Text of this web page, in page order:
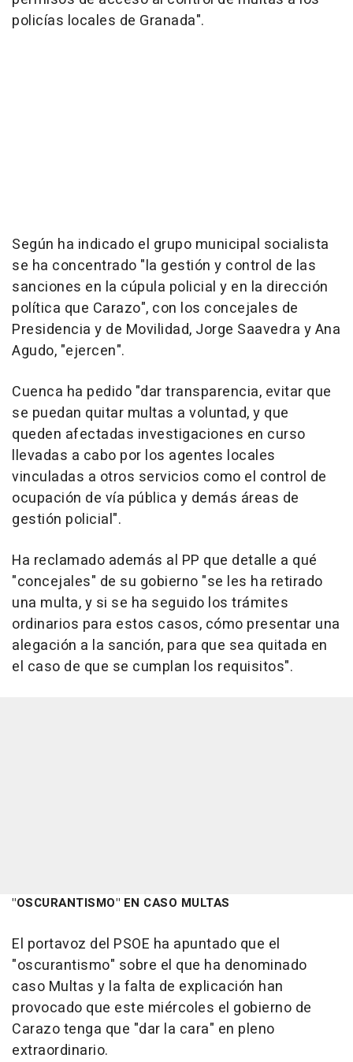
policías locales de Granada".
Según ha indicado el grupo municipal socialista
se ha concentrado "la gestión y control de las
sanciones en la cúpula policial y en la dirección
política que Carazo", con los concejales de
Presidencia y de Movilidad, Jorge Saavedra y Ana
Agudo, "ejercen".
Cuenca ha pedido "dar transparencia, evitar que
se puedan quitar multas a voluntad, y que
queden afectadas investigaciones en curso
llevadas a cabo por los agentes locales
vinculadas a otros servicios como el control de
ocupación de vía pública y demás áreas de
gestión policial".
Ha reclamado además al PP que detalle a qué
"concejales" de su gobierno "se les ha retirado
una multa, y si se ha seguido los trámites
ordinarios para estos casos, cómo presentar una
alegación a la sanción, para que sea quitada en
el caso de que se cumplan los requisitos".
"OSCURANTISMO" EN CASO MULTAS
El portavoz del PSOE ha apuntado que el
"oscurantismo" sobre el que ha denominado
caso Multas y la falta de explicación han
provocado que este miércoles el gobierno de
Carazo tenga que "dar la cara" en pleno
extraordinario.